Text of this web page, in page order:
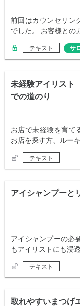
前回はカウンセリン
でした。 お客様との
テキスト サ
未経験アイリス
での道のり
お店で未経験を育て
お店を探す方、ルー
テキスト
アイシャンプーと
アイシャンプーの必
もアイリストにも浸
テキスト
取れやすいまつげ